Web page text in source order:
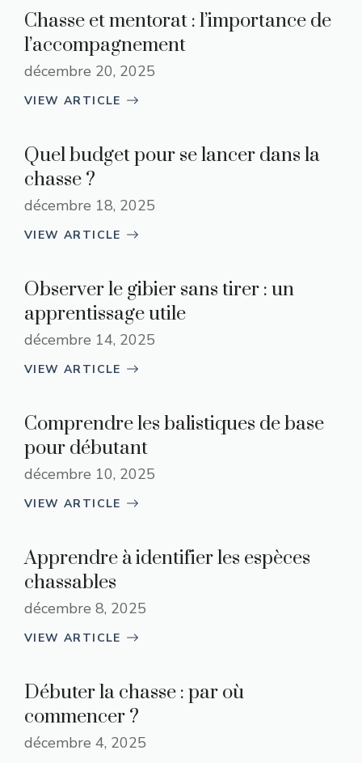
Chasse et mentorat : l’importance de
l’accompagnement
décembre 20, 2025
VIEW ARTICLE
Quel budget pour se lancer dans la
chasse ?
décembre 18, 2025
VIEW ARTICLE
Observer le gibier sans tirer : un
apprentissage utile
décembre 14, 2025
VIEW ARTICLE
Comprendre les balistiques de base
pour débutant
décembre 10, 2025
VIEW ARTICLE
Apprendre à identifier les espèces
chassables
décembre 8, 2025
VIEW ARTICLE
Débuter la chasse : par où
commencer ?
décembre 4, 2025